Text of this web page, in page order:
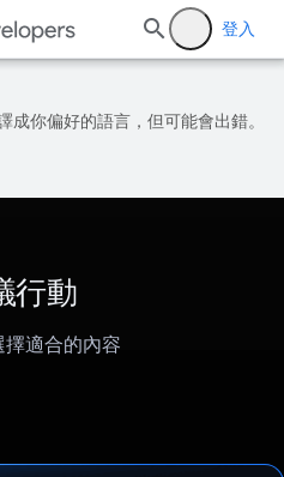
登入
成你偏好的語言，但可能會出錯。
行動
適合的內容